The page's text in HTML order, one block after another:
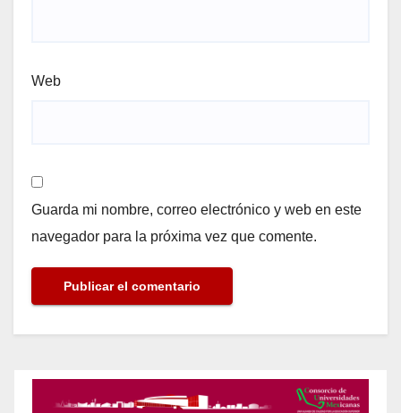
Web
Guarda mi nombre, correo electrónico y web en este
navegador para la próxima vez que comente.